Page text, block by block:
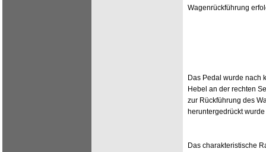
Wagenrückführung
Das Pedal wurde nach
Hebel an der rechten
zur Rückführung des
heruntergedrückt wurde
Das charakteristische